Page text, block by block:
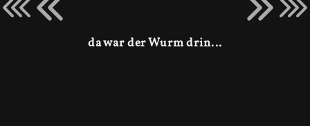
da war der Wurm drin...